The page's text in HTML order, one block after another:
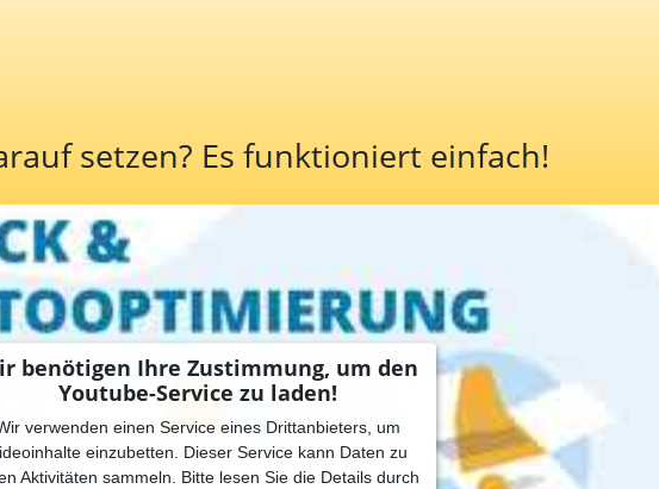
setzen? Es funktioniert einfach!
benötigen Ihre Zustimmung, um den
Youtube-Service zu laden!
verwenden einen Service eines Drittanbieters, um
einzubetten. Dieser Service kann Daten zu
Aktivitäten sammeln. Bitte lesen Sie die Details durch